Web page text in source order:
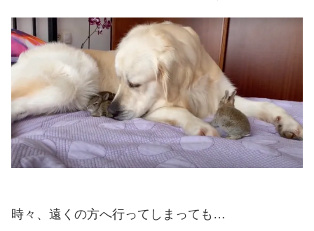
時々、遠くの方へ行ってしまっても…